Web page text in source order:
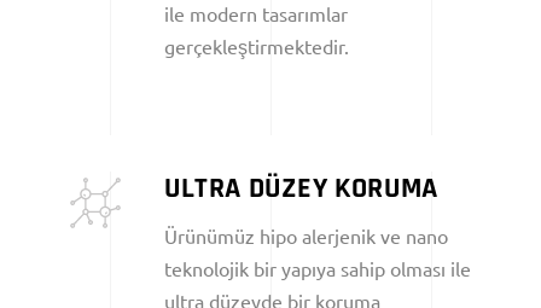
ile modern tasarımlar
gerçekleştirmektedir.
ULTRA DÜZEY KORUMA
Ürünümüz hipo alerjenik ve nano
teknolojik bir yapıya sahip olması ile
ultra düzeyde bir koruma